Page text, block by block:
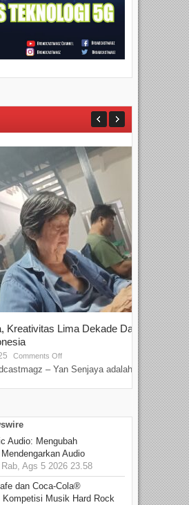
Kreativitas Lima Dekade Dalam
Comments Off
– Yan Senjaya adalah...
Audio: Mengubah
Audio
Ags 5 2026 23.58
dan Coca-Cola®
Kompetisi Musik Hard Rock